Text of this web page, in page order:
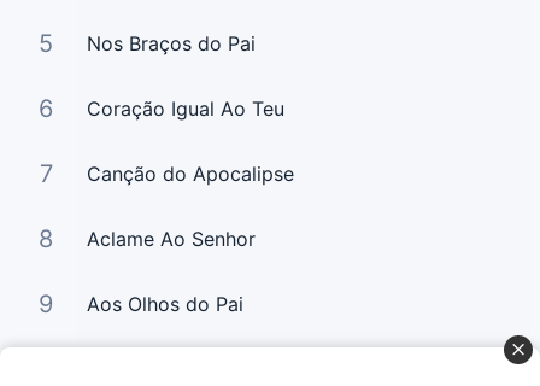
5 Nos Braços do Pai
6 Coração Igual Ao Teu
7 Canção do Apocalipse
8 Aclame Ao Senhor
9 Aos Olhos do Pai